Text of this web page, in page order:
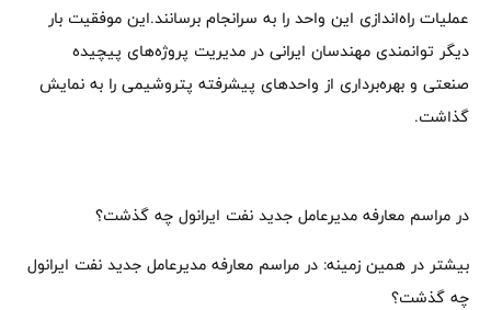
عملیات راه‌اندازی این واحد را به سرانجام برسانند.این موفقیت بار
دیگر توانمندی مهندسان ایرانی در مدیریت پروژه‌های پیچیده
صنعتی و بهره‌برداری از واحدهای پیشرفته پتروشیمی را به نمایش
گذاشت.
در مراسم معارفه مدیرعامل جدید نفت ایرانول چه گذشت؟
بیشتر در همین زمینه: در مراسم معارفه مدیرعامل جدید نفت ایرانول
چه گذشت؟